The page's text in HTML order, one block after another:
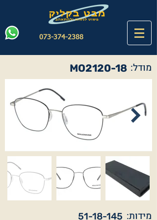
073-374-2388
MO2120-18 מודל:
51-18-145 מידות: